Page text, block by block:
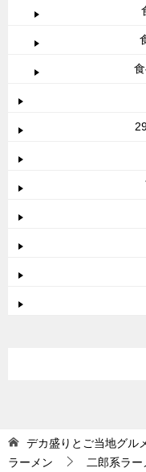
デカ盛りとご当地グル
ラーメン
二郎系ラー